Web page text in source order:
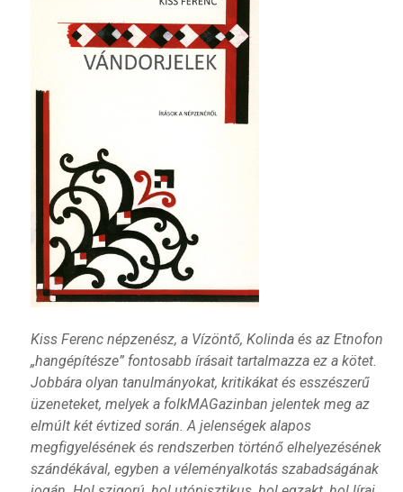
Kiss Ferenc népzenész, a Vízöntő, Kolinda és az Etnofon
„hangépítésze” fontosabb írásait tartalmazza ez a kötet.
Jobbára olyan tanulmányokat, kritikákat és esszészerű
üzeneteket, melyek a folkMAGazinban jelentek meg az
elmúlt két évtized során. A jelenségek alapos
megfigyelésének és rendszerben történő elhelyezésének
szándékával, egyben a véleményalkotás szabadságának